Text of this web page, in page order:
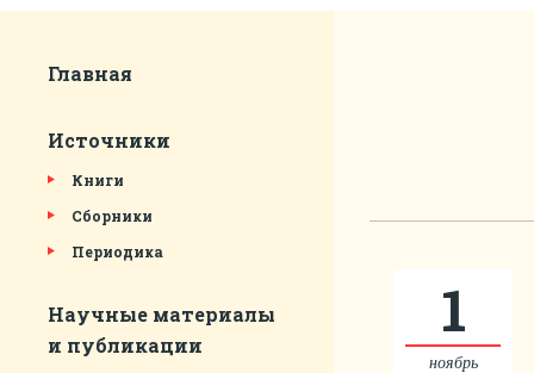
Главная
Источники
Книги
Сборники
Периодика
Научные материалы
и публикации
1
ноябрь